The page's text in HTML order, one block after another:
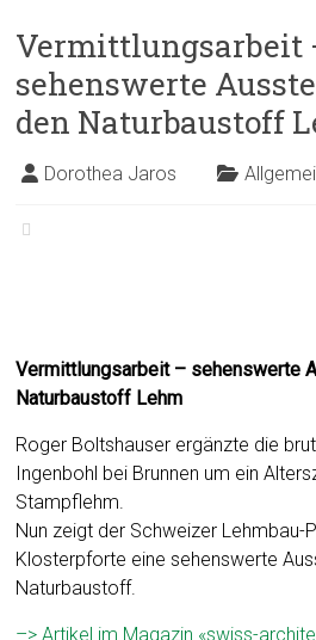
Vermittlungsarbeit
sehenswerte
den Naturbaustoff
Dorothea Jaros
Vermittlungsarbeit – sehenswerte
Naturbaustoff Lehm
Roger Boltshauser ergänzte die
Ingenbohl bei Brunnen um ein
Stampflehm.
Nun zeigt der Schweizer Lehmbau-
Klosterpforte eine sehenswerte
Naturbaustoff.
–> Artikel im Magazin «swiss-